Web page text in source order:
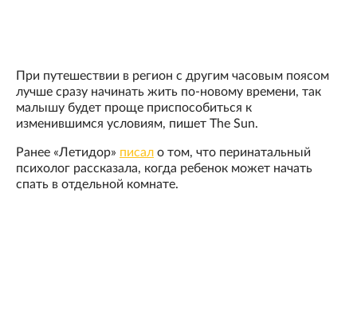
При путешествии в регион с другим часовым поясом
лучше сразу начинать жить по-новому времени, так
малышу будет проще приспособиться к
изменившимся условиям, пишет The Sun.
Ранее «Летидор» писал о том, что перинатальный
психолог рассказала, когда ребенок может начать
спать в отдельной комнате.